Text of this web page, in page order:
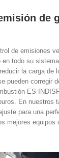
de
de emisiones
en todo su
la carga de
pueden corregir
ES
En nuestros
para una
mejores equipos